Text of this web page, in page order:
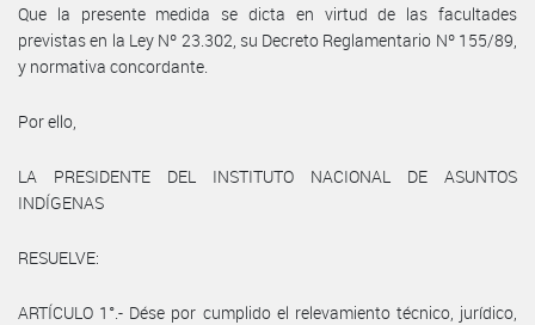
Que la presente medida se dicta en virtud de las facultades
previstas en la Ley Nº 23.302, su Decreto Reglamentario Nº 155/89,
y normativa concordante.
Por ello,
LA PRESIDENTE DEL INSTITUTO NACIONAL DE ASUNTOS
INDÍGENAS
RESUELVE:
ARTÍCULO 1°.- Dése por cumplido el relevamiento técnico, jurídico,